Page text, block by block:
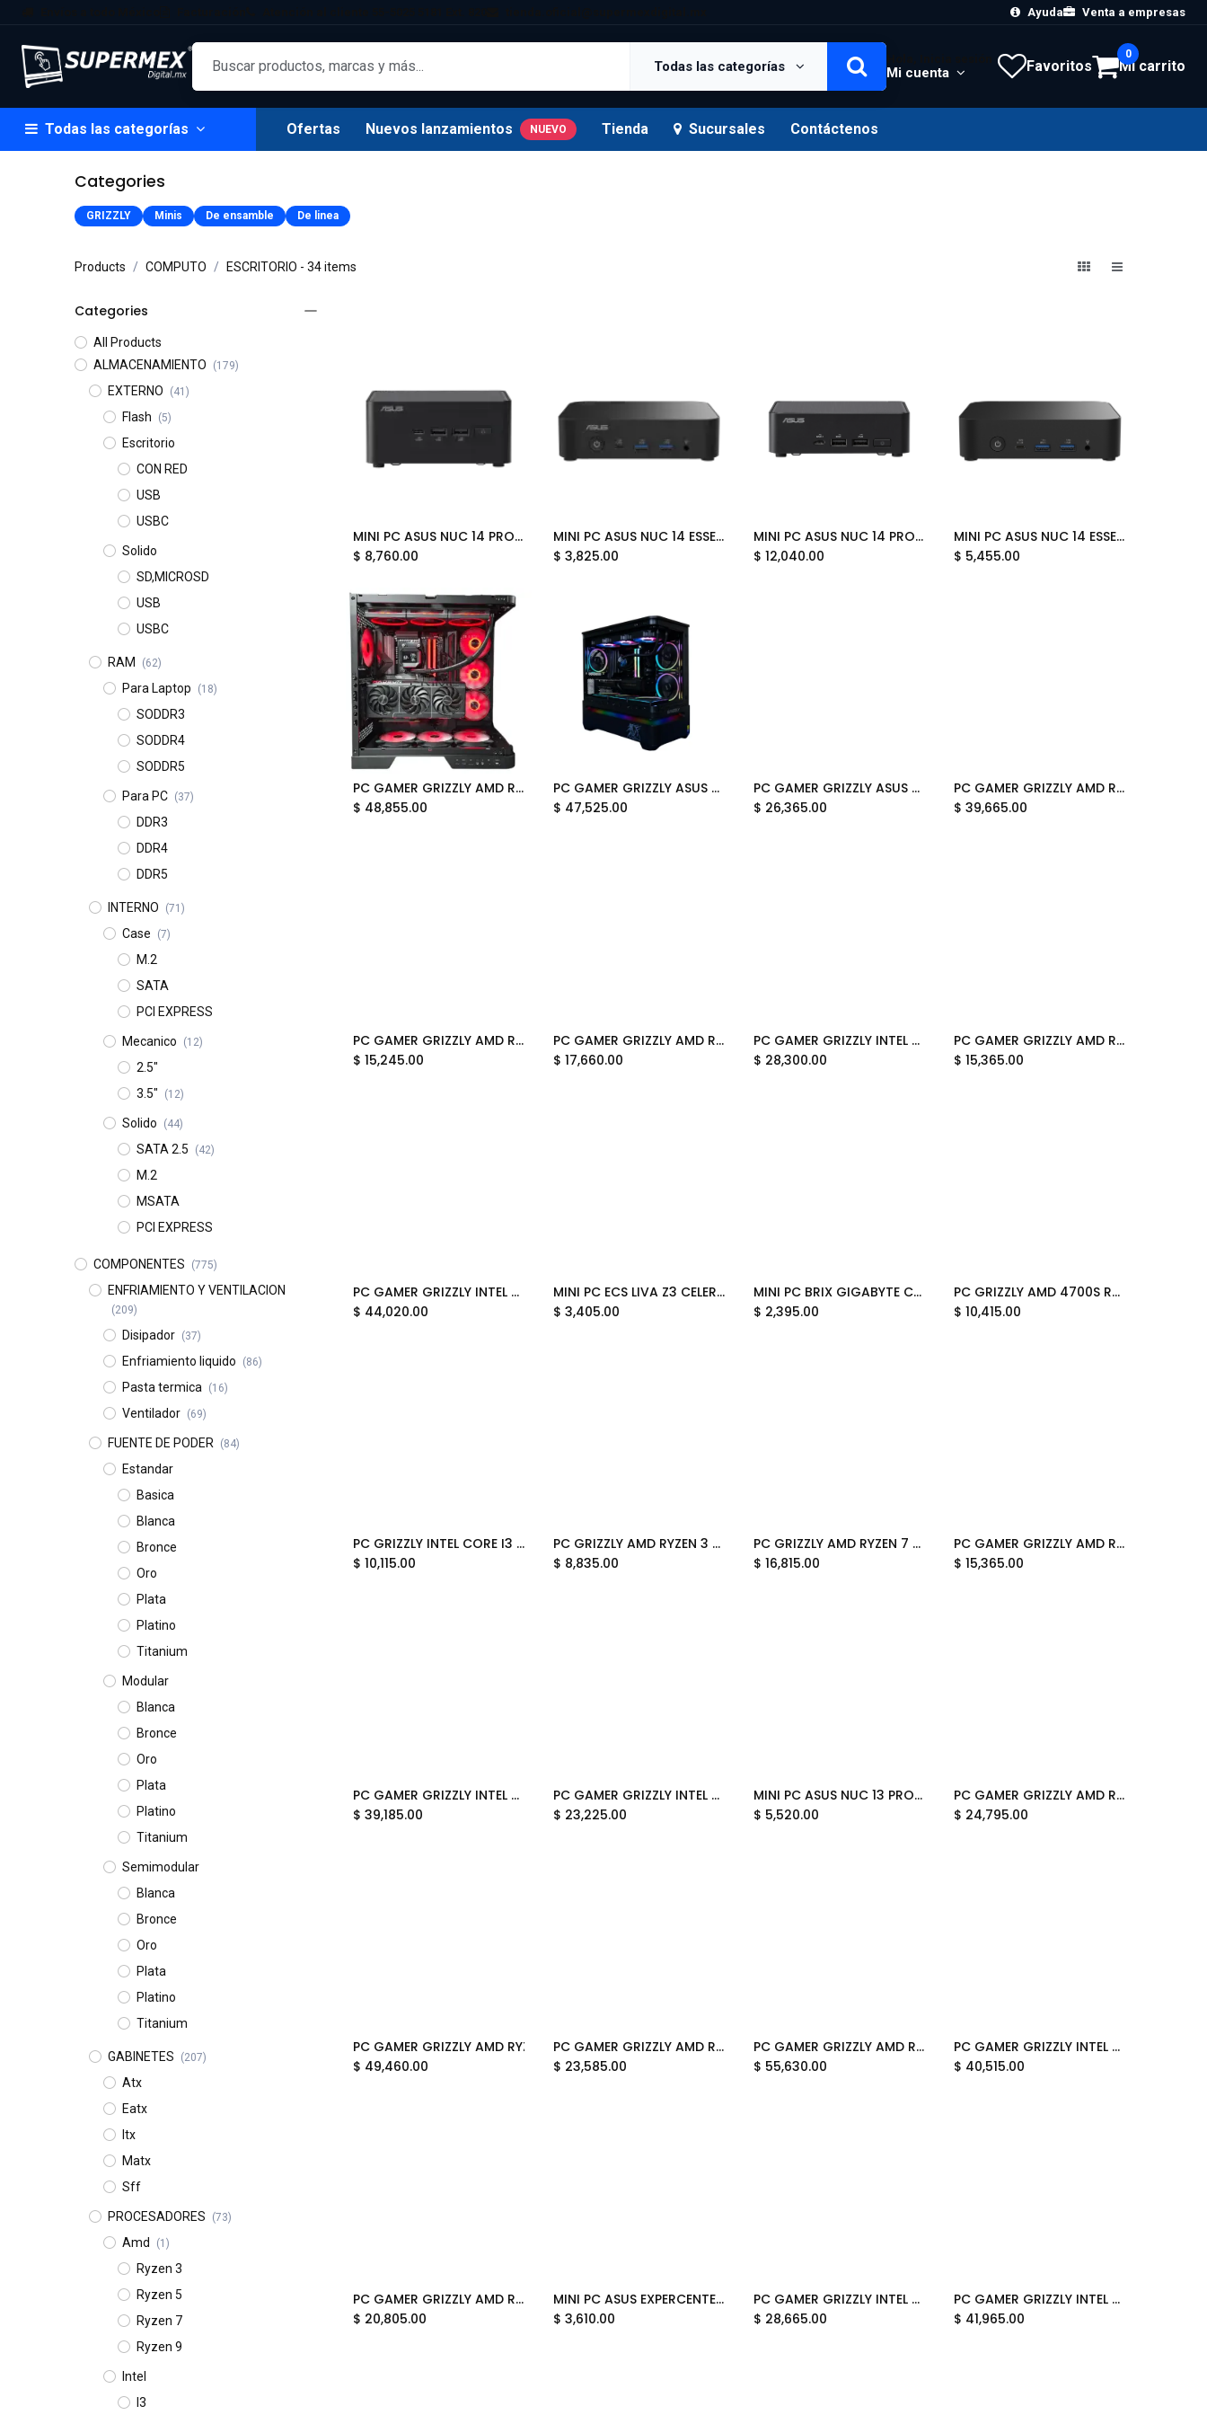
Ayuda Venta a empresas
Todas las categorías Mi cuenta Favoritos Mi carrito
0
Todas las categorías Ofertas Nuevos lanzamientos NUEVO Tienda Sucursales Contáctenos
Categories
GRIZZLY Minis De ensamble De linea
Products COMPUTO ESCRITORIO - 34 items
Categories
All Products
ALMACENAMIENTO
(179)
EXTERNO (41)
Flash (5)
Escritorio
CON RED
USB
USBC
Solido
SD,MICROSD
USB
USBC
RAM (62)
Para Laptop (18)
SODDR3
SODDR4
SODDR5
Para PC (37)
DDR3
DDR4
DDR5
INTERNO (71)
Case (7)
M.2
SATA
PCI EXPRESS
Mecanico (12)
2.5"
3.5"
(12)
Solido (44)
SATA 2.5 (42)
M.2
MSATA
PCI EXPRESS
COMPONENTES (775)
ENFRIAMIENTO Y VENTILACION
(209)
Disipador (37)
Enfriamiento liquido (86)
Pasta termica (16)
Ventilador (69)
FUENTE DE PODER (84)
Estandar
Basica
Blanca
Bronce
Oro
Plata
Platino
Titanium
Modular
Blanca
Bronce
Oro
Plata
Platino
Titanium
Semimodular
Blanca
Bronce
Oro
Plata
Platino
Titanium
GABINETES (207)
Atx
Eatx
Itx
Matx
Sff
PROCESADORES (73)
Amd (1)
Ryzen 3
Ryzen 5
Ryzen 7
Ryzen 9
Intel
I3
Add to Cart
MINI PC ASUS NUC 14 PRO INTEL CORE 5U 125H 4.5GHZ RNUC14RVHU500001I SOPORTA 96GB DDR5 HDMI BAREBONE 12M DE GARANTIA
$ 8,760.00
Add to Cart
MINI PC ASUS NUC 14 ESSENTIAL N150 3.6GHZ RNUC14MNK1500001 SOPORTA 16GB DDR5 HDMI BAREBONE 12M DE GARANTIA
$ 3,825.00
Add to Cart
MINI PC ASUS NUC 14 PRO CORE 7U 155H 4.8 GHZ RNUC14RVHU70000UI SOPORTA 96GB DDR5 HDMI BAREBONE 12M DE GARANTIA
$12,040.00
Add to Cart
MINI PC ASUS NUC 14 ESSENTIAL CORE 3 N355 3.9 GHZ RNUC14MNK350000U SOPORTA 16GB DDR5 HDMI BAREBONE 12M DE GARANTIA
$ 5,455.00
Add to Cart
PC GAMER GRIZZLY AMD RYZEN 7 9850X3D 4.7GHZ RX9070XT 32GB M.2 2TB WIFI BT PG-AMD101 12 MESES DE GARANTIA
$ 48,855.00
Add to Cart
PC GAMER GRIZZLY ASUS EDITION INTEL ULTRA 7265 5.3GHZ RTX5070 32GB M.2 2TB WIFI BT PG-INTEL094 12 MESES DE GARANTIA
$ 47,525.00
Add to Cart
PC GAMER GRIZZLY ASUS EDITION AMD RYZEN 7 5700X 4.6GHZ RTX5060 32GB NVME 1TB WIFI BT PG-AMD100 12 MESES DE GARANTIA
$ 26,365.00
Add to Cart
PC GAMER GRIZZLY AMD RYZEN 7 7700 5.3GHZ RTX5070 32GB NVME 2TB WIFI BT PG-AMD099 12 MESES DE GARANTIA
$39,665.00
Add to Cart
PC GAMER GRIZZLY AMD RYZEN 5 8500G 3.5GHZ 32GB M.2 1TB WIFI BT PG-AMD098 12 MESES DE GARANTIA
$ 15,245.00
Add to Cart
PC GAMER GRIZZLY AMD RYZEN 5 8500G 3.5GHZ 32GB M.2 1TB MONITOR 27" KIT TECLADO Y MOUSE WIFI BT PG-AMD097 12 MESES DE GARANTIA
$ 17,660.00
Add to Cart
PC GAMER GRIZZLY INTEL CORE I7 12700KF 5.0GHZ RTX5060 32GB NVME 2TB WIFI BT PG-INTEL093 12 MESES DE GARANTIA
$ 28,300.00
Add to Cart
PC GAMER GRIZZLY AMD RYZEN 5 8600G 4.3GHZ 32GB M.2 1TB WIFI BT PG-AMD096 13 MESES DE GARANTIA
$15,365.00
Add to Cart
PC GAMER GRIZZLY INTEL CORE I9 14900KF 5.8GHZ RTX5070 32GB M.2 2TB WIFI BT PG-INTEL092 12 MESE DE GARANTIA
$ 44,020.00
MINI PC ECS LIVA Z3 CELERON N5100 4GB 128GB M.2 HDMI MINIDP WIFI BLUETOOTH W11P 95-699-OA4049 12M DE GARANTIA
$ 3,405.00
Add to Cart
MINI PC BRIX GIGABYTE CELERON 4105 BAREBONE GB-BMCE-4500C 12M DE GARANTIA
$ 2,395.00
Add to Cart
PC GRIZZLY AMD 4700S RADEON 550 16GB SSD 480GB MONITOR 22 KIT TECLADO Y MOUSE WIFI PG-AMD095 12 MESES DE GARANTIA
$10,415.00
Add to Cart
PC GRIZZLY INTEL CORE I3 12100 4.3GHZ 16GB 480GB WIFI MONITOR 22 KIT TECLADO Y MOUSE PG-INTEL095 12M DE GARANTIA
$ 10,115.00
Add to Cart
PC GRIZZLY AMD RYZEN 3 3200G 16GB 480GB WIFI MONITOR 22 KIT 2 EN 1 PC-AMD094 12M DE GARANTIA
$ 8,835.00
Add to Cart
PC GRIZZLY AMD RYZEN 7 5700G 32GB M.2 1TB MONITOR 22 KIT 2 EN 1 WIFI BT PG-AMD092 12M DE GARANTIA
$16,815.00
Add to Cart
PC GAMER GRIZZLY AMD RYZEN 7 5700G RAM 32 GB SSD M.2 1 TB WIFI BT PCG-AMD091 UN AÑO DE GARANTIA
$15,365.00
PC GAMER GRIZZLY INTEL CORE I9 12900 RTX5070 32GB M.2 2TB WIFI BT PG-INTEL089 UN AÑO DE GARANTIA
$ 39,185.00
PC GAMER GRIZZLY INTEL CORE I5 12600KF RTX5060 32GB M.2 1TB WIFI BT PG-INTEL090 12M DE GARANTIA
$ 23,225.00
MINI PC ASUS NUC 13 PRO INTEL CORE I3-1315U 4.50GHZ RNUC13ANHI300001I SOPORTA 64GB DDR4 BAREBONE 90AR00C1-M00030 12M DE GARANTIA
$ 5,520.00
Add to Cart
PC GAMER GRIZZLY AMD RYZEN 7 5700X RTX5060 32GB SSD 1TB WIFI BT PG-AMD088 12 MESES DE GARANTIA
$ 24,795.00
Add to Cart
PC GAMER GRIZZLY AMD RYZEN 7 7700X 4.5 GHZ RTX5070TI 32GB NV3 2TB WIFI BT PG-AMD089 UN AÑO DE GARANTIA
$ 49,460.00
Add to Cart
PC GAMER GRIZZLY AMD RYZEN 5 5500X 3D 3.0GHZ RTX5050 32GB NV3 1TB WIFI BT PG-AMD081 12M DE GARANTIA
$ 23,585.00
Add to Cart
PC GAMER GRIZZLY AMD RYZEN 9 7900 3.7GHZ RTX5070 64GB NV3 2TB WIFI BT PCG-AMD080 12M DE GARANTIA
$ 55,630.00
PC GAMER GRIZZLY INTEL CORE ULTRA 7 265F 5.30GHZ RTX5070 32GB NV3 1 TB WIFI BT DISPONIBLE EN BLANCO Y NEGRO PG-INTEL088 12M DE GARANTIA
$ 40,515.00
Add to Cart
PC GAMER GRIZZLY AMD RYZEN 7 8700G 4.2GHZ 32GB NMVE 1TB MONITOR 27 KIT TECLADO Y MOUSE WIFI BT PG-AMD074 12M DE GARANTIA
$ 20,805.00
Add to Cart
MINI PC ASUS EXPERCENTER N100 3.4GHZ PN42-BBFN1000X1FC SOPORTA 16GB SODDR4 HDMI DP BAREBONE 12M DE GARANTIA
$ 3,610.00
Add to Cart
PC GAMER GRIZZLY INTEL CORE I7 12700F 4.9GHZ RTX5060 32GB M.2 2TB WIFI BT PG-INTEL085 12M DE GARANTIA
$ 28,665.00
Add to Cart
PC GAMER GRIZZLY INTEL CORE I7 14700F 5.4GHZ RTX5070 32GB M.2 2TB WIFI BT PG-INTEL084 12M DE GARANTIA
$ 41,965.00